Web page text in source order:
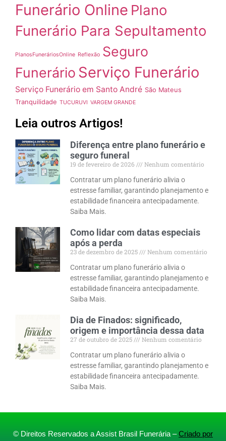
Funerário Online Plano
Funerário Para Sepultamento
PlanosFuneráriosOnline Reflexão Seguro
Funerário Serviço Funerário
Serviço Funerário em Santo André São Mateus
Tranquilidade TUCURUVI VARGEM GRANDE
Leia outros Artigos!
Diferença entre plano funerário e
seguro funeral
19 de fevereiro de 2026
Nenhum comentário
Contratar um plano funerário alivia o
estresse familiar, garantindo planejamento e
estabilidade financeira antecipadamente.
Saiba Mais.
Como lidar com datas especiais
após a perda
23 de dezembro de 2025
Nenhum comentário
Contratar um plano funerário alivia o
estresse familiar, garantindo planejamento e
estabilidade financeira antecipadamente.
Saiba Mais.
Dia de Finados: significado,
origem e importância dessa data
27 de outubro de 2025
Nenhum comentário
Contratar um plano funerário alivia o
estresse familiar, garantindo planejamento e
estabilidade financeira antecipadamente.
Saiba Mais.
© Direitos Reservados a Assist Brasil Funerária –Criado por